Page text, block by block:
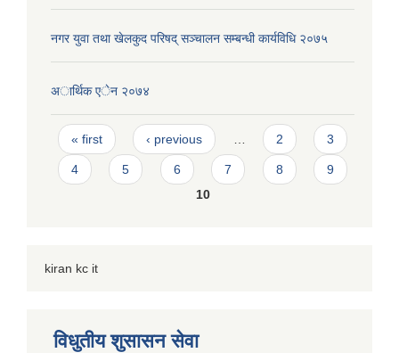
नगर युवा तथा खेलकुद परिषद् सञ्चालन सम्बन्धी कार्यविधि २०७५
अार्थिक एेन २०७४
Pages
« first ‹ previous … 2 3
4 5 6 7 8
9
10
kiran kc it
विधुतीय शुसासन सेवा